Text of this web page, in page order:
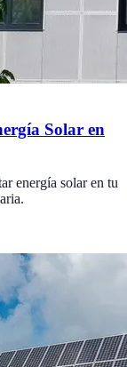
Solar en
energía solar en tu